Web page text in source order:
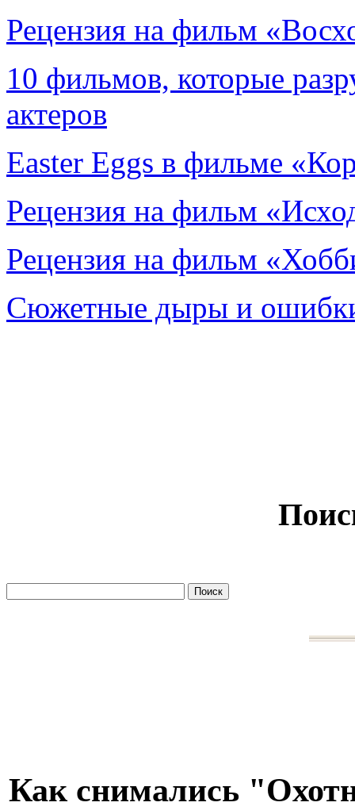
Рецензия на фильм
10 фильмов, которые
актеров
Easter Eggs в фильме
Рецензия на фильм
Рецензия на фильм
Сюжетные дыры и
Как снимались